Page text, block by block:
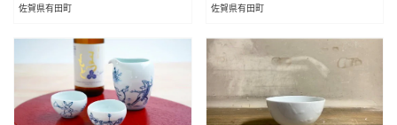
佐賀県有田町 佐賀県有田町